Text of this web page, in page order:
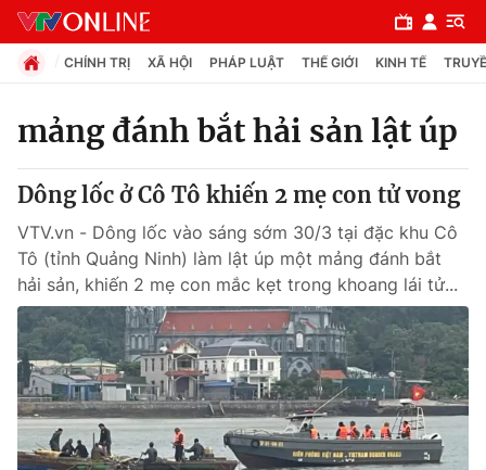
Chuyên mục
Xã hội
Pháp luật
Y tế
CHÍNH TRỊ XÃ HỘI PHÁP LUẬT THẾ GIỚI KINH TẾ
mảng đánh bắt hải sản lật úp
Dông lốc ở Cô Tô khiến 2 mẹ con tử vong
VTV.vn - Dông lốc vào sáng sớm 30/3 tại đặc khu Cô
Tô (tỉnh Quảng Ninh) làm lật úp một mảng đánh bắt
hải sản, khiến 2 mẹ con mắc kẹt trong khoang lái tử...